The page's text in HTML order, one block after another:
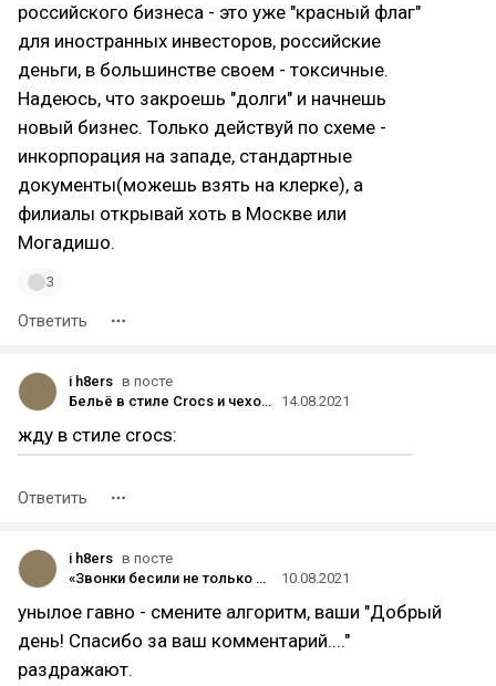
российского бизнеса - это уже "красный флаг"
для иностранных инвесторов, российские
деньги, в большинстве своем - токсичные.
Надеюсь, что закроешь "долги" и начнешь
новый бизнес. Только действуй по схеме -
инкорпорация на западе, стандартные
документы(можешь взять на клерке), а
филиалы открывай хоть в Москве или
Могадишо.
3
Ответить
i h8ers в посте
Бельё в стиле Crocs и чехол с подставкой для пива: предприниматель набрал 3 млн подписчиков в TikTok и вышел к брендам
14.08.2021
жду в стиле crocs:
Ответить
i h8ers в посте
«Звонки бесили не только меня»: как запустить платформу мессенджер-маркетинга с 5 млн сообщений в день
10.08.2021
унылое гавно - смените алгоритм, ваши "Добрый
день! Спасибо за ваш комментарий...."
раздражают.